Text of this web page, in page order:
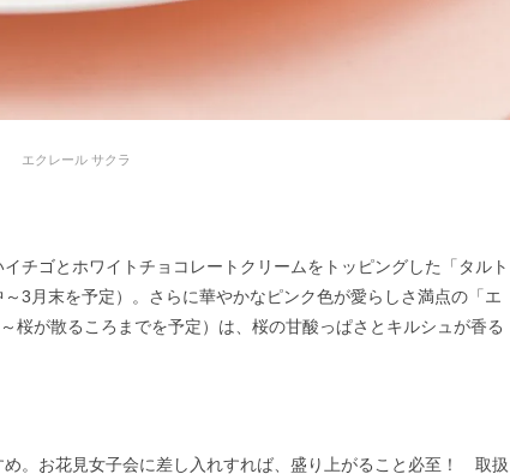
エクレール サクラ
チゴとホワイトチョコレートクリームをトッピングした「タルト
3月末を予定）。さらに華やかなピンク色が愛らしさ満点の「エ
桜が散るころまでを予定）は、桜の甘酸っぱさとキルシュが香る
。お花見女子会に差し入れすれば、盛り上がること必至！ 取扱